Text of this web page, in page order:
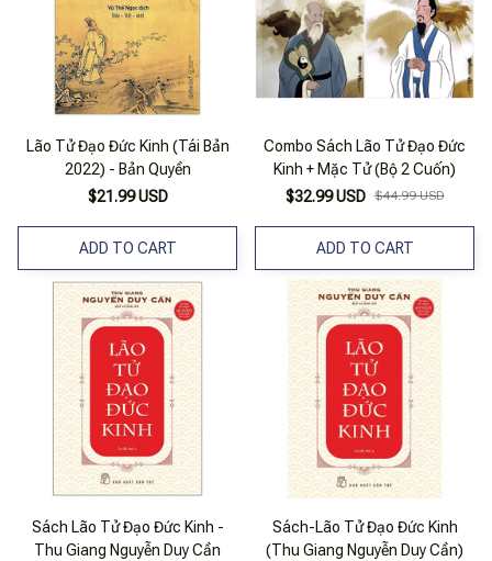
Lão Tử Đạo Đức Kinh (Tái Bản
2022) - Bản Quyền
$21.99 USD
ADD TO CART
Combo Sách Lão Tử Đạo Đức
Kinh + Mặc Tử (Bộ 2 Cuốn)
$32.99 USD $44.99 USD
ADD TO CART
Sách Lão Tử Đạo Đức Kinh -
Thu Giang Nguyễn Duy Cần
Sách-Lão Tử Đạo Đức Kinh
(Thu Giang Nguyễn Duy Cần)